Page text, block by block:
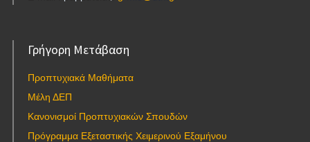
Γρήγορη Μετάβαση
Προπτυχιακά Μαθήματα
Μέλη ΔΕΠ
Κανονισμοί Προπτυχιακών Σπουδών
Πρόγραμμα Εξεταστικής Χειμερινού Εξαμήνου